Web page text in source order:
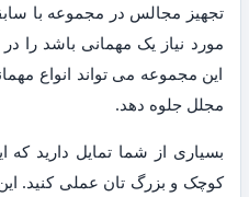
تجهیز مجالس در مجموعه با
مورد نیاز یک مهمانی باشد را
این مجموعه می تواند انواع
مجلل جلوه دهد.
بسیاری از شما تمایل دارید
کوچک و بزرگ تان عملی کنید.